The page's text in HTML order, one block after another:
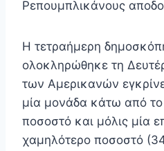
Ρεπουμπλικάνους
Η τετραήμερη
ολοκληρώθηκε τη
των Αμερικανών
μία μονάδα κάτω από
ποσοστό και μόλις μία
χαμηλότερο ποσοστό